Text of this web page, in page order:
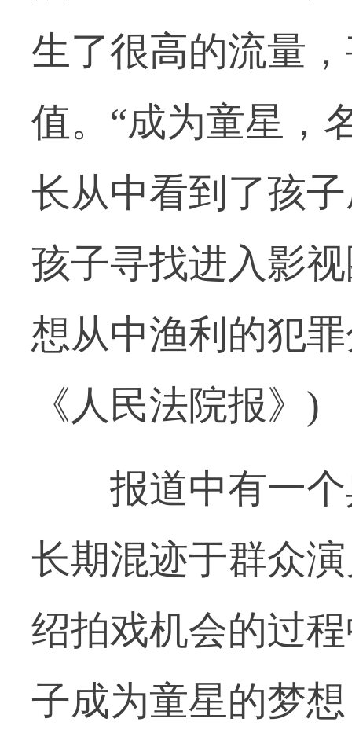
生了很高的流量
值。“成为童星
长从中看到了孩
孩子寻找进入影
想从中渔利的犯
《人民法院报》)
报道中有一个
长期混迹于群众
绍拍戏机会的过
子成为童星的梦